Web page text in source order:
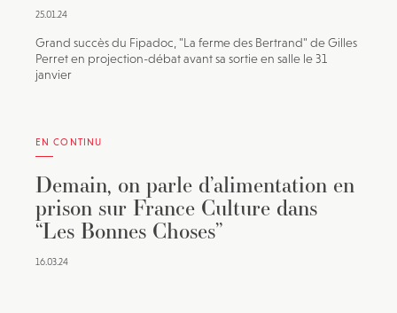
25.01.24
Grand succès du Fipadoc, "La ferme des Bertrand" de Gilles
Perret en projection-débat avant sa sortie en salle le 31
janvier
EN CONTINU
Demain, on parle d’alimentation en
prison sur France Culture dans
“Les Bonnes Choses”
16.03.24